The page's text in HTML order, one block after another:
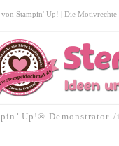
Stampin' Up! | Die
Up!®-Demonstrator-/